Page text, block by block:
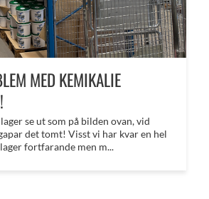
MED KEMIKALIE
se ut som på bilden ovan, vid
det tomt! Visst vi har kvar en hel
fortfarande men m...